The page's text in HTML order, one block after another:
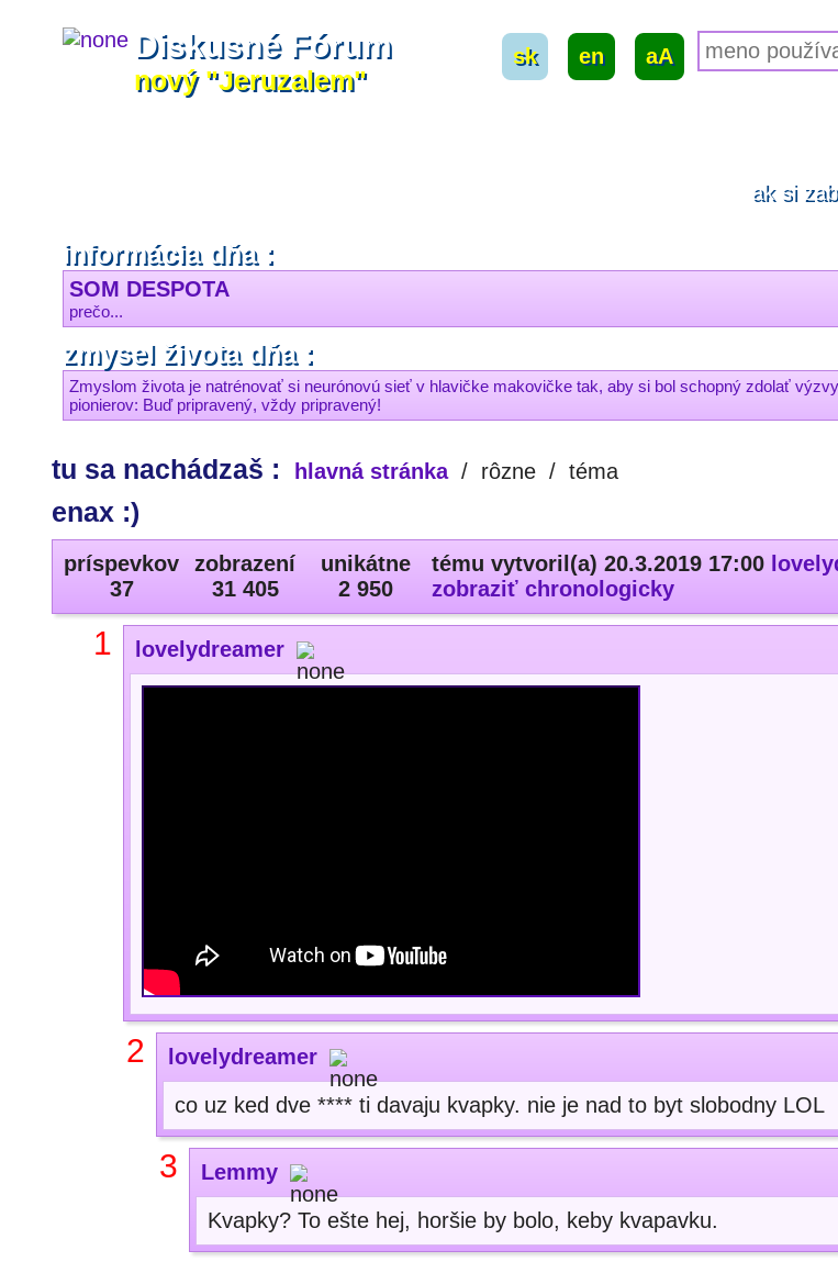
Diskusné Fórum
nový "Jeruzalem"
sk en
aA
ak si
informácia dňa :
SOM DESPOTA
prečo...
zmysel života dňa :
Zmyslom života je natrénovať si neurónovú sieť v hlavičke makovičke tak, aby si bol schopný zdolať
pionierov: Buď pripravený, vždy pripravený!
tu sa nachádzaš : hlavná stránka / rôzne / téma
enax :)
príspevkov
37
zobrazení
31 405
unikátne
2 950
tému vytvoril(a) 20.3.2019 17:00
zobraziť chronologicky
1 lovelydreamer
2 lovelydreamer
co uz ked dve **** ti davaju kvapky. nie je nad to byt slobodny LOL
3 Lemmy
Kvapky? To ešte hej, horšie by bolo, keby kvapavku.